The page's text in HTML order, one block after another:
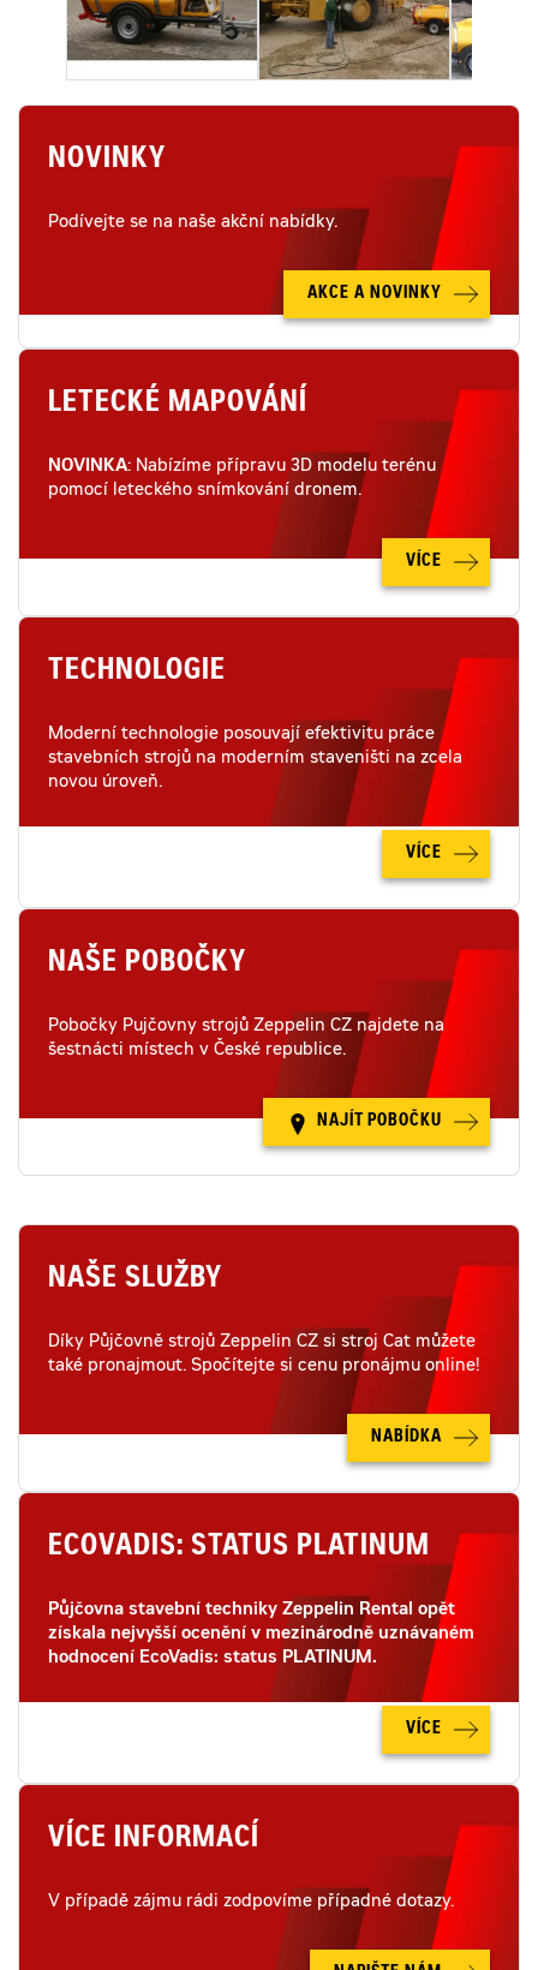
NOVINKY
Podívejte se na naše akční nabídky.
AKCE A NOVINKY
LETECKÉ MAPOVÁNÍ
NOVINKA: Nabízíme přípravu 3D modelu terénu
pomocí leteckého snímkování dronem.
VÍCE
TECHNOLOGIE
Moderní technologie posouvají efektivitu práce
stavebních strojů na moderním staveništi na zcela
novou úroveň.
VÍCE
NAŠE POBOČKY
Pobočky Pujčovny strojů Zeppelin CZ najdete na
šestnácti místech v České republice.
NAJÍT POBOČKU
NAŠE SLUŽBY
Díky Půjčovně strojů Zeppelin CZ si stroj Cat můžete
také pronajmout. Spočítejte si cenu pronájmu online!
NABÍDKA
ECOVADIS: STATUS PLATINUM
Půjčovna stavební techniky Zeppelin Rental opět
získala nejvyšší ocenění v mezinárodně uznávaném
hodnocení EcoVadis: status PLATINUM.
VÍCE
VÍCE INFORMACÍ
V případě zájmu rádi zodpovíme případné dotazy.